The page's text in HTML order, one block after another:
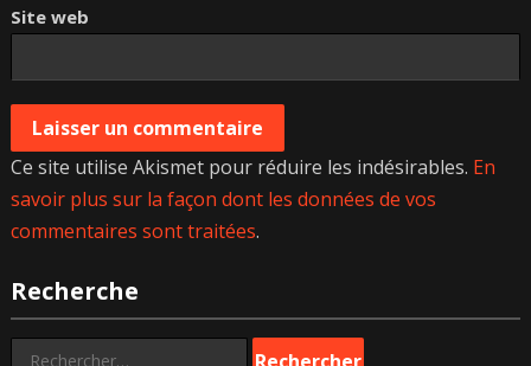
Site web
Ce site utilise Akismet pour réduire les indésirables. En
savoir plus sur la façon dont les données de vos
commentaires sont traitées.
Recherche
Rechercher :